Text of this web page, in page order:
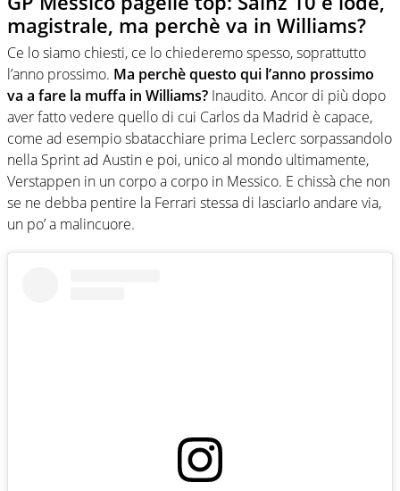
magistrale, ma perchè va in Williams?
Ce lo siamo chiesti, ce lo chiederemo spesso, soprattutto
l’anno prossimo. Ma perchè questo qui l’anno prossimo
va a fare la muffa in Williams? Inaudito. Ancor di più dopo
aver fatto vedere quello di cui Carlos da Madrid è capace,
come ad esempio sbatacchiare prima Leclerc sorpassandolo
nella Sprint ad Austin e poi, unico al mondo ultimamente,
Verstappen in un corpo a corpo in Messico. E chissà che non
se ne debba pentire la Ferrari stessa di lasciarlo andare via,
un po’ a malincuore.